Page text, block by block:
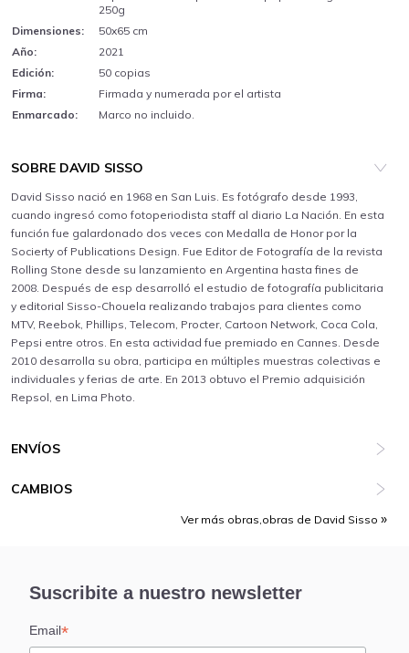
250g
Dimensiones:
50x65 cm
Año:
2021
Edición:
50 copias
Firma:
Firmada y numerada por el artista
Enmarcado:
Marco no incluido.
SOBRE DAVID SISSO
David Sisso nació en 1968 en San Luis. Es fotógrafo desde 1993,
cuando ingresó como fotoperiodista staff al diario La Nación. En esta
función fue galardonado dos veces con Medalla de Honor por la
Socierty of Publications Design. Fue Editor de Fotografía de la revista
Rolling Stone desde su lanzamiento en Argentina hasta fines de
2008. Después de esp desarrolló el estudio de fotografía publicitaria
y editorial Sisso-Chouela realizando trabajos para clientes como
MTV, Reebok, Phillips, Telecom, Procter, Cartoon Network, Coca Cola,
Pepsi entre otros. En esta actividad fue premiado en Cannes. Desde
2010 desarrolla su obra, participa en múltiples muestras colectivas e
individuales y ferias de arte. En 2013 obtuvo el Premio adquisición
Repsol, en Lima Photo.
ENVÍOS
CAMBIOS
Ver más obras,obras de David Sisso
Suscribite a nuestro newsletter
Email*